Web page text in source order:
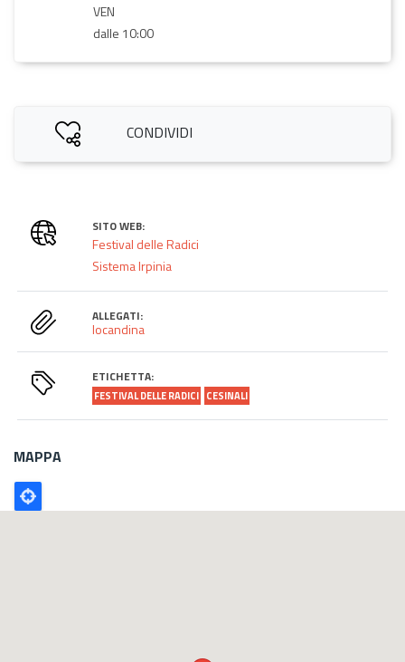
VEN
dalle 10:00
CONDIVIDI
SITO WEB:
Festival delle Radici
Sistema Irpinia
ALLEGATI:
locandina
ETICHETTA:
FESTIVAL DELLE RADICI CESINALI
MAPPA
Poligono
GEO